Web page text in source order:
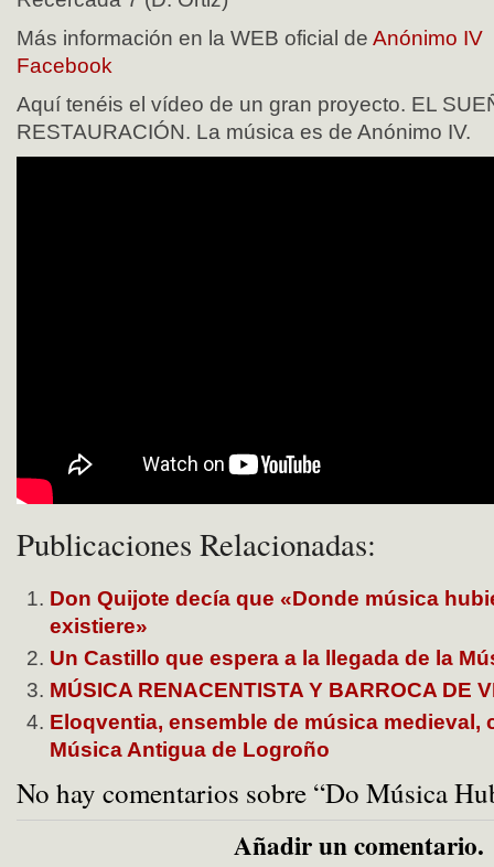
Más información en la WEB oficial de Anónimo IV
Facebook
Aquí tenéis el vídeo de un gran proyecto. EL
RESTAURACIÓN. La música es de Anónimo IV.
Publicaciones Relacionadas:
Don Quijote decía que «Donde música
existiere»
Un Castillo que espera a la llegada de la
MÚSICA RENACENTISTA Y BARROCA DE
Eloqventia, ensemble de música medieval,
Música Antigua de Logroño
No hay comentarios sobre “Do Música
Añadir un comentario.